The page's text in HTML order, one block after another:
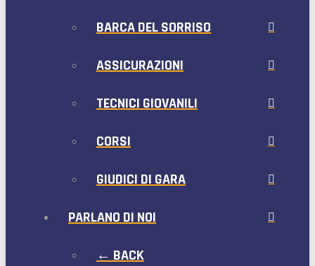
BARCA DEL SORRISO
ASSICURAZIONI
TECNICI GIOVANILI
CORSI
GIUDICI DI GARA
PARLANO DI NOI
← BACK